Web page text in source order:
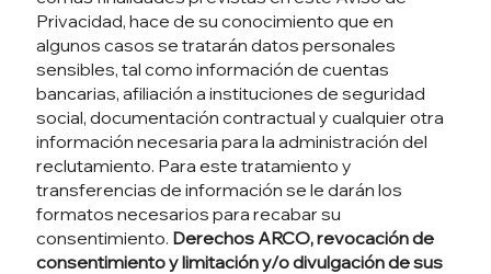
Privacidad, hace de su conocimiento que en
algunos casos se tratarán datos personales
sensibles, tal como información de cuentas
bancarias, afiliación a instituciones de seguridad
social, documentación contractual y cualquier otra
información necesaria para la administración del
reclutamiento. Para este tratamiento y
transferencias de información se le darán los
formatos necesarios para recabar su
consentimiento. Derechos ARCO, revocación de
consentimiento y limitación y/o divulgación de sus